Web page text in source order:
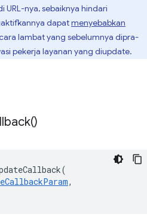
URL-nya, sebaiknya hindari
dapatmenyebabkan
lambat yang sebelumnya dipra-
pekerja layanan yang diupdate.
)
(
,